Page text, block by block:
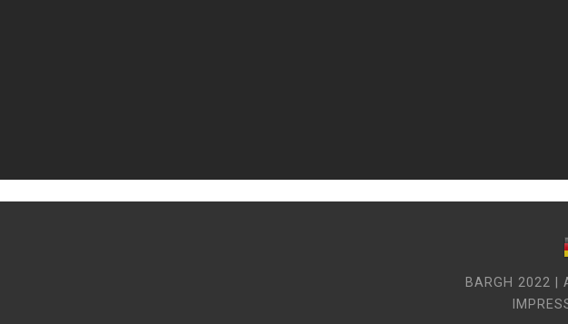
BARGH 2022 |